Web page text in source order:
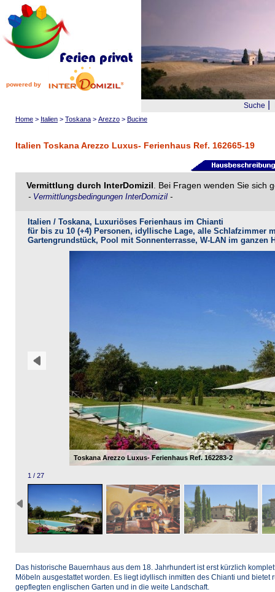
powered by
Suche
Home > Italien > Toskana > Arezzo > Bucine
Italien Toskana Arezzo Luxus- Ferienhaus Ref. 162665-19
Vermittlung durch InterDomizil . Bei Fragen wenden Sie sich
- Vermittlungsbedingungen InterDomizil -
Italien / Toskana, Luxuriöses Ferienhaus im Chianti
für bis zu 10 (+4) Personen, idyllische Lage, alle Schlafzimmer
Gartengrundstück, Pool mit Sonnenterrasse, W-LAN im ganzen
Toskana Arezzo Luxus- Ferienhaus Ref. 162283-2
1 / 27
Das historische Bauernhaus aus dem 18. Jahrhundert ist erst kürzlich
Möbeln ausgestattet worden. Es liegt idyllisch inmitten des Chianti und
gepflegten englischen Garten und in die weite Landschaft.